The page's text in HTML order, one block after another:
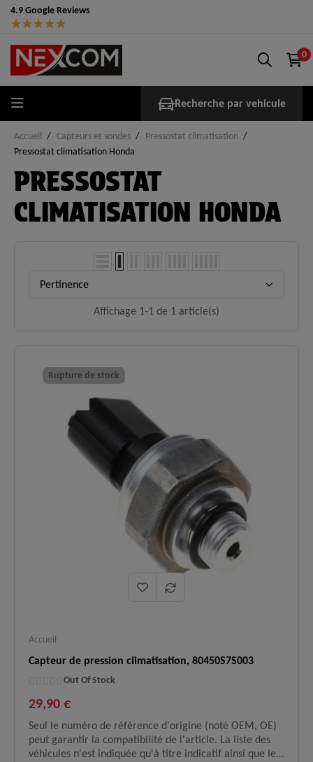
4.9 Google Reviews
★★★★★
0
Recherche par vehicule
Accueil Capteurs et sondes
Pressostat climatisation
Pressostat climatisation Honda
PRESSOSTAT
CLIMATISATION HONDA
Pertinence
Affichage 1-1 de 1 article(s)
Rupture de stock
Accueil
Capteur de pression climatisation, 80450S7S003
Out Of Stock
29,90 €
Seul le numéro de référence d'origine (noté OEM, OE)
peut garantir la compatibilité de l'article. La liste des
véhicules n'est indiquée qu'à titre indicatif ainsi que les